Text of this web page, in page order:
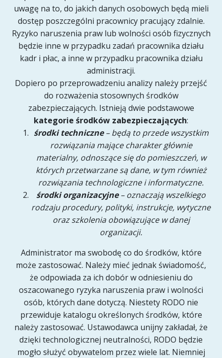
uwagę na to, do jakich danych osobowych będą mieli
dostęp poszczególni pracownicy pracujący zdalnie.
Ryzyko naruszenia praw lub wolności osób fizycznych
będzie inne w przypadku zadań pracownika działu
kadr i płac, a inne w przypadku pracownika działu
administracji.
Dopiero po przeprowadzeniu analizy należy przejść
do rozważenia stosownych środków
zabezpieczających. Istnieją dwie podstawowe
kategorie środków zabezpieczających:
środki techniczne– będą to przede wszystkim
rozwiązania mające charakter głównie
materialny, odnoszące się do pomieszczeń, w
których przetwarzane są dane, w tym również
rozwiązania technologiczne i informatyczne.
środki organizacyjne– oznaczają wszelkiego
rodzaju procedury, polityki, instrukcje, wytyczne
oraz szkolenia obowiązujące w danej
organizacji.
Administrator ma swobodę co do środków, które
może zastosować. Należy mieć jednak świadomość,
że odpowiada za ich dobór w odniesieniu do
oszacowanego ryzyka naruszenia praw i wolności
osób, których dane dotyczą. Niestety RODO nie
przewiduje katalogu określonych środków, które
należy zastosować. Ustawodawca unijny zakładał, że
dzięki technologicznej neutralności, RODO będzie
mogło służyć obywatelom przez wiele lat. Niemniej